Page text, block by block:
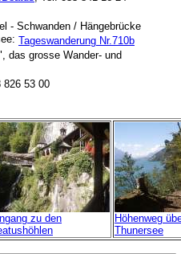
- Schwanden / Hängebrücke
Tageswanderung Nr.710b
, das grosse Wander- und
826 53 00
zu den
Höhenweg
Thunersee